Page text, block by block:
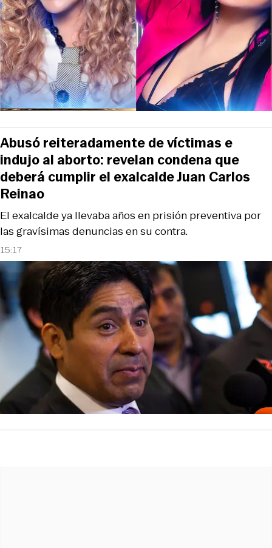
15:17
El exalcalde ya llevaba años en prisión preventiva por
las gravísimas denuncias en su contra.
Abusó reiteradamente de víctimas e
indujo al aborto: revelan condena que
deberá cumplir el exalcalde Juan Carlos
Reinao